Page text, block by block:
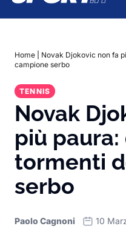
Home
Novak Djokovic non fa
campione serbo
TENNIS
Novak
più
tormenti
serbo
Paolo Cagnoni 10